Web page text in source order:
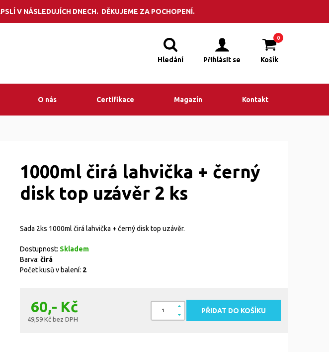
V NÁSLEDUJÍCH DNECH. DĚKUJEME ZA POCHOPENÍ.
Potřebujete poradit? Volejte +420 495 523 201
Hledání Přihlásit se
0
Košík
O nás Certifikace Magazín Kontakt
1000ml čirá lahvička + černý
disk top uzávěr 2 ks
Sada 2ks 1000ml čirá lahvička + černý disk top uzávěr.
Dostupnost: Skladem
Barva: čirá
Počet kusů v balení: 2
60,- Kč
49,59 Kč bez DPH
PŘIDAT DO KOŠÍKU